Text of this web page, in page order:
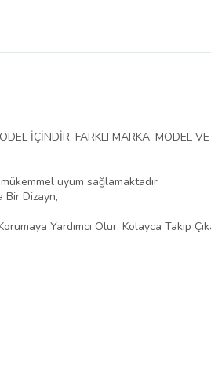
İÇİNDİR. FARKLI MARKA, MODEL
uyum sağlamaktadır
Bir Dizayn,
Yardımcı Olur. Kolayca Takıp